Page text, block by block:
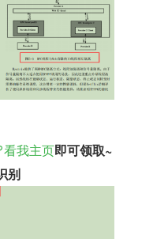
看我主页即可领取~
别